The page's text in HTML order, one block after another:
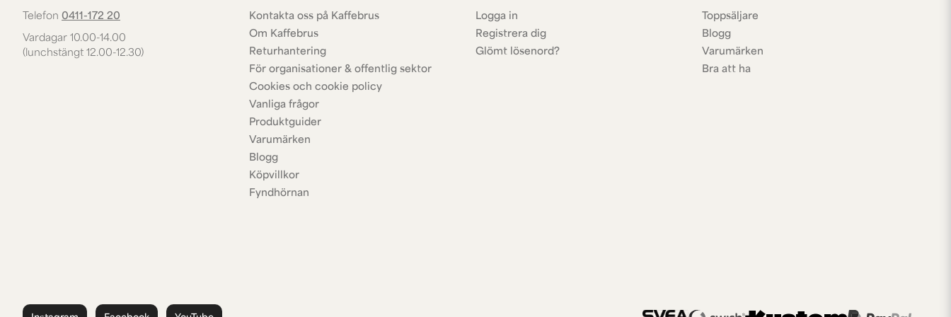
Telefon 0411-172 20
Vardagar 10.00-14.00
(lunchstängt 12.00-12.30)
Kontakta oss på Kaffebrus
Om Kaffebrus
Returhantering
För organisationer & offentlig sektor
Cookies och cookie policy
Vanliga frågor
Produktguider
Varumärken
Blogg
Köpvillkor
Fyndhörnan
Logga in
Registrera dig
Glömt lösenord?
Toppsäljare
Blogg
Varumärken
Bra att ha